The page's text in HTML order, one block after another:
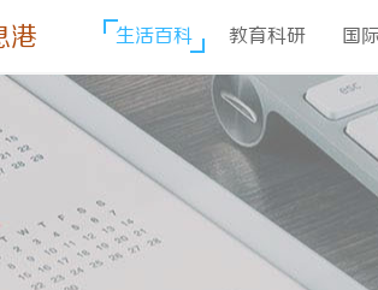
港 生活百科 教育科研 国